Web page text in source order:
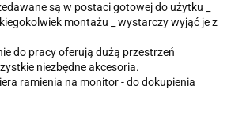
są w postaci gotowej do użytku _
montażu _ wystarczy wyjąć je z
do pracy oferują dużą przestrzeń
niezbędne akcesoria.
ramienia na monitor - do dokupienia